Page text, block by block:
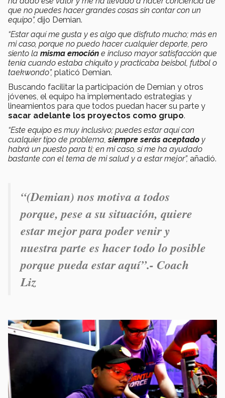
que no puedes hacer grandes cosas sin contar con un
equipo”, dijo Demian.
“Estar aquí me gusta y es algo que disfruto mucho; más en
mi caso, porque no puedo hacer cualquier deporte, pero
siento la misma emoción e incluso mayor satisfacción que
tenía cuando estaba chiquito y practicaba beisbol, futbol o
taekwondo”, platicó Demian.
Buscando facilitar la participación de Demian y otros
jóvenes, el equipo ha implementado estrategias y
lineamientos para que todos puedan hacer su parte y
sacar adelante los proyectos como grupo.
“Este equipo es muy inclusivo; puedes estar aquí con
cualquier tipo de problema,siempre serás aceptado y
habrá un puesto para ti; en mi caso, sí me ha ayudado
bastante con el tema de mi salud y a estar mejor”, añadió.
“(Demian) nos motiva a todos
porque, pese a su situación, quiere
estar mejor para poder venir y
nuestra parte es hacer todo lo posible
porque pueda estar aquí”.- Coach
Liz